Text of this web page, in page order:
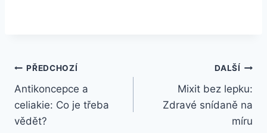
Navigace
pro
příspěvek
PŘEDCHOZÍ
Antikoncepce a
celiakie: Co je třeba
vědět?
DALŠÍ
Mixit bez lepku:
Zdravé snídaně na
míru